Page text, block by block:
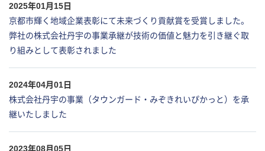
2025年01月15日
京都市輝く地域企業表彰にて未来づくり貢献賞を受賞しました。
弊社の株式会社丹宇の事業承継が技術の価値と魅力を引き継ぐ取
り組みとして表彰されました
2024年04月01日
株式会社丹宇の事業（タウンガード・みぞきれいぴかっと）を承
継いたしました
2023年08月05日